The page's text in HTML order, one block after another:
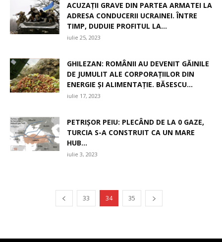
ACUZAȚII GRAVE DIN PARTEA ARMATEI LA
ADRESA CONDUCERII UCRAINEI. ÎNTRE
TIMP, DUDUIE PROFITUL LA...
iulie 25, 2023
GHILEZAN: ROMÂNII AU DEVENIT GĂINILE
DE JUMULIT ALE CORPORAȚIILOR DIN
ENERGIE ȘI ALIMENTAȚIE. BĂSESCU...
iulie 17, 2023
PETRIȘOR PEIU: PLECÂND DE LA 0 GAZE,
TURCIA S-A CONSTRUIT CA UN MARE
HUB...
iulie 3, 2023
33 34 35